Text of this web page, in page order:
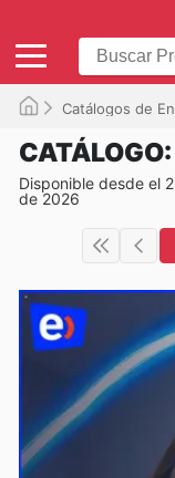
Catálogos de
Disponible desde el
de 2026